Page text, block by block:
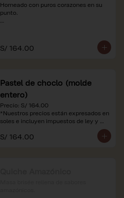
Horneado con puros corazones en su
punto.
S/ 164.00
Pastel de choclo (molde
entero)
Precio: S/ 164.00
*Nuestros precios están expresados en
soles e incluyen impuestos de ley y
S/ 164.00